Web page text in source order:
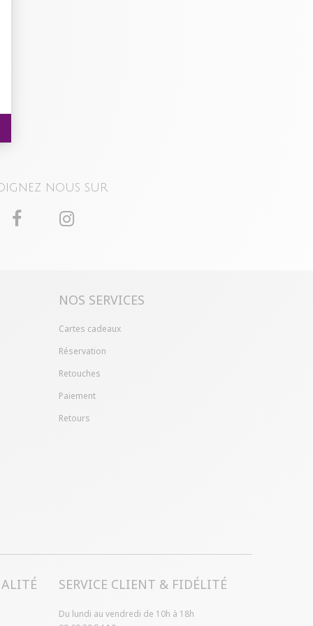
nous sur
NOS SERVICES
Cartes cadeaux
Réservation
Retouches
Paiement
Retours
SERVICE CLIENT & FIDÉLITÉ
Du lundi au vendredi de 10h à 18h